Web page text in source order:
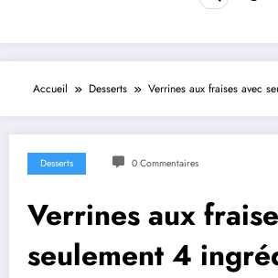
Accueil Desserts Verrines aux fraises avec
Desserts 0 Commentaires
Verrines aux
seulement 4